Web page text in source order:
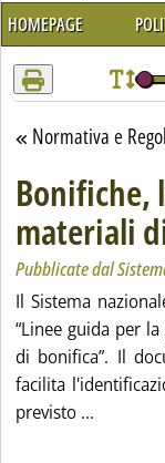
HOMEPAGE
Torna alla sezione
Normativa e
Bonifiche,
materiali
Pubblicate dal
Il Sistema
“Linee guida per
di bonifica”. Il
facilita
previsto ...